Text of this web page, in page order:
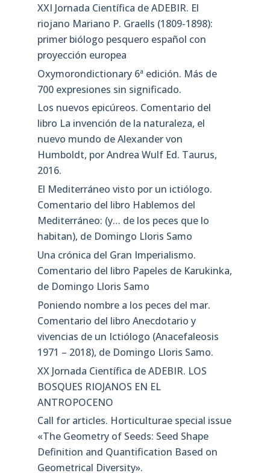
XXI Jornada Científica de ADEBIR. El
riojano Mariano P. Graells (1809-1898):
primer biólogo pesquero español con
proyección europea
Oxymorondictionary 6ª edición. Más de
700 expresiones sin significado.
Los nuevos epicúreos. Comentario del
libro La invención de la naturaleza, el
nuevo mundo de Alexander von
Humboldt, por Andrea Wulf Ed. Taurus,
2016.
El Mediterráneo visto por un ictiólogo.
Comentario del libro Hablemos del
Mediterráneo: (y… de los peces que lo
habitan), de Domingo Lloris Samo
Una crónica del Gran Imperialismo.
Comentario del libro Papeles de Karukinka,
de Domingo Lloris Samo
Poniendo nombre a los peces del mar.
Comentario del libro Anecdotario y
vivencias de un Ictiólogo (Anacefaleosis
1971 – 2018), de Domingo Lloris Samo.
XX Jornada Científica de ADEBIR. LOS
BOSQUES RIOJANOS EN EL
ANTROPOCENO
Call for articles. Horticulturae special issue
«The Geometry of Seeds: Seed Shape
Definition and Quantification Based on
Geometrical Diversity»​.